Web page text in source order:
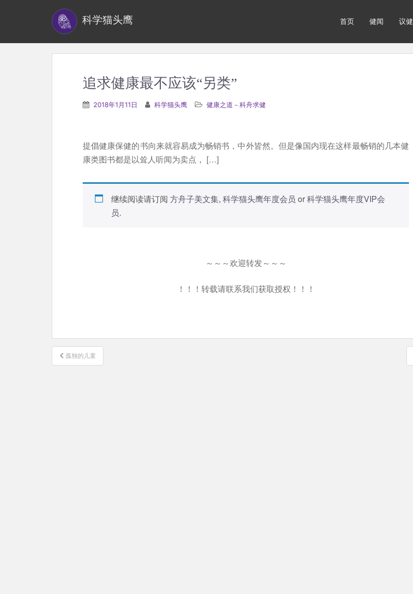
科学猫头鹰 首页 健闻 议健
追求健康最不应该“另类”
2018年1月11日 科学猫头鹰 健康之道－科舟求健
提倡健康保健的书向来就容易成为畅销书，中外皆然。但是像国内现在这样最畅销的几本健
康类图书都是以耸人听闻为卖点， […]
继续阅读请订阅 方舟子美文集, 科学猫头鹰年度会员 or科学猫头鹰年度VIP会
员.
～～～欢迎转发～～～
！！！转载请联系我们获取授权！！！
文
章
孤独的儿童